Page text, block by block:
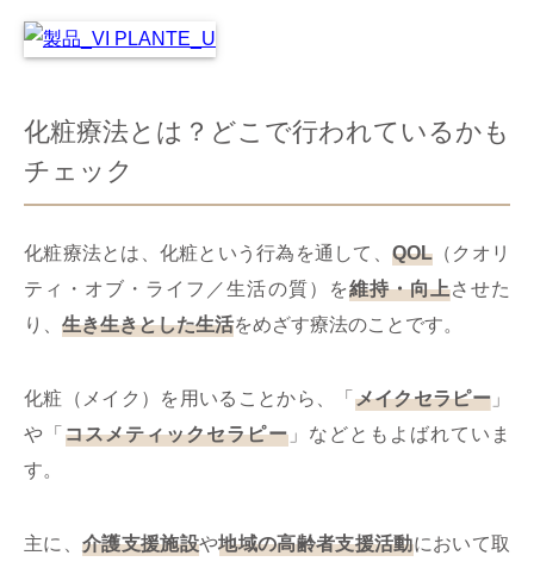
化粧療法とは？どこで行われているかも
チェック
化粧療法とは、化粧という行為を通して、 QOL（クオリ
ティ・オブ・ライフ／生活の質）を維持・向上させた
り、 生き生きとした生活をめざす療法のことです。
化粧（メイク）を用いることから、「 メイクセラピー 」
や「 コスメティックセラピー」などともよばれていま
す。
主に、 介護支援施設や地域の高齢者支援活動において取